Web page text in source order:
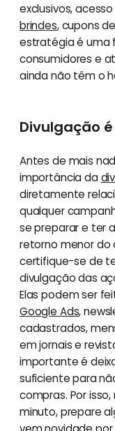
exclusivos,
brindes, cupons
estratégia é uma
consumidores e
ainda não têm o
Divulgação
Antes de mais
importância da
diretamente
qualquer
se preparar e ter
retorno menor do
certifique-se de
divulgação das
Elas podem ser
Google Ads,
cadastrados,
em jornais e
importante é
suficiente para
compras. Por
minuto, prepare